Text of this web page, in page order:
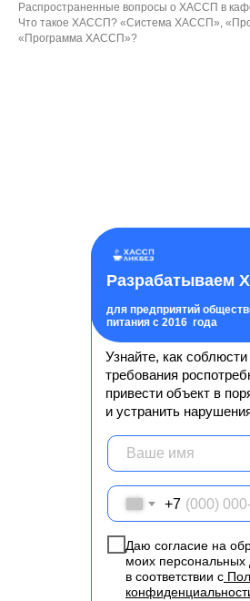
Распространенные вопросы о ХАССП в
Что такое ХАССП? «Система ХАССП»,
«Программа ХАССП»?
+7
Даю согласие на
моих персональных
в соответствии с
Разрабатываем
для предприятий
питания с 2016 года
Узнайте, как соблюсти
требования
привести объект в
и устранить